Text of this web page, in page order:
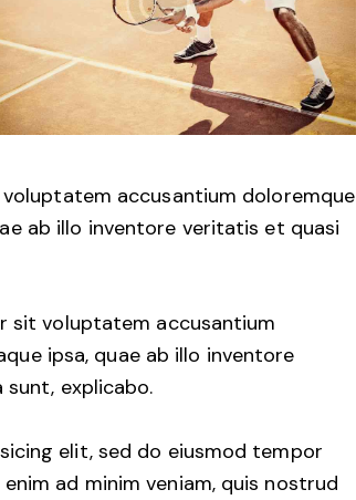
accusantium doloremque
ab illo inventore veritatis et quasi
sit voluptatem accusantium
ipsa, quae ab illo inventore
explicabo.
elit, sed do eiusmod tempor
ad minim veniam, quis nostrud